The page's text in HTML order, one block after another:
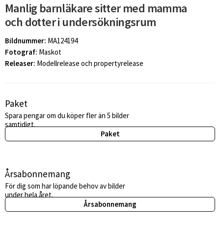
Manlig barnläkare sitter med mamma
och dotter i undersökningsrum
Bildnummer: MA124194
Fotograf: Maskot
Releaser: Modellrelease och propertyrelease
Paket
Spara pengar om du köper fler än 5 bilder
samtidigt.
Paket
Årsabonnemang
För dig som har löpande behov av bilder
under hela året.
Årsabonnemang